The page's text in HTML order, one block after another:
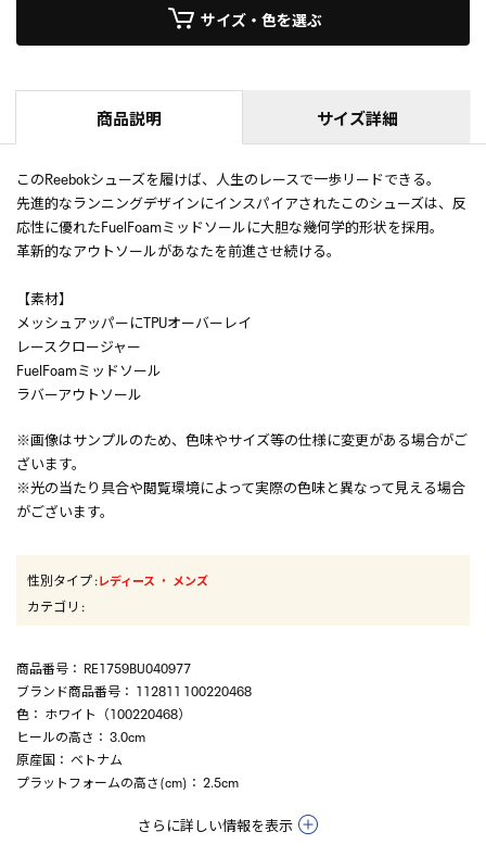
サイズ・色を選ぶ
商品説明 サイズ詳細
このReebokシューズを履けば、人生のレースで一歩リードできる。
先進的なランニングデザインにインスパイアされたこのシューズは、反
応性に優れたFuelFoamミッドソールに大胆な幾何学的形状を採用。
革新的なアウトソールがあなたを前進させ続ける。
【素材】
メッシュアッパーにTPUオーバーレイ
レースクロージャー
FuelFoamミッドソール
ラバーアウトソール
※画像はサンプルのため、色味やサイズ等の仕様に変更がある場合がご
ざいます。
※光の当たり具合や閲覧環境によって実際の色味と異なって見える場合
がございます。
性別タイプ:レディース ・ メンズ
カテゴリ :
商品番号 ： RE1759BU040977
ブランド商品番号 ： 112811 100220468
色 ： ホワイト（100220468）
ヒールの高さ ： 3.0cm
原産国 ： ベトナム
プラットフォームの高さ(cm) ： 2.5cm
さらに詳しい情報を表示